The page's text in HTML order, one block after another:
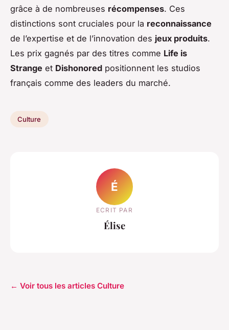
grâce à de nombreuses récompenses. Ces
distinctions sont cruciales pour la reconnaissance
de l’expertise et de l’innovation des jeux produits.
Les prix gagnés par des titres comme Life is
Strange et Dishonored positionnent les studios
français comme des leaders du marché.
Culture
É
ECRIT PAR
Élise
← Voir tous les articles Culture